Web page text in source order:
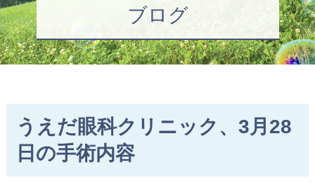
ブログ
うえだ眼科クリニック、3月28
日の手術内容